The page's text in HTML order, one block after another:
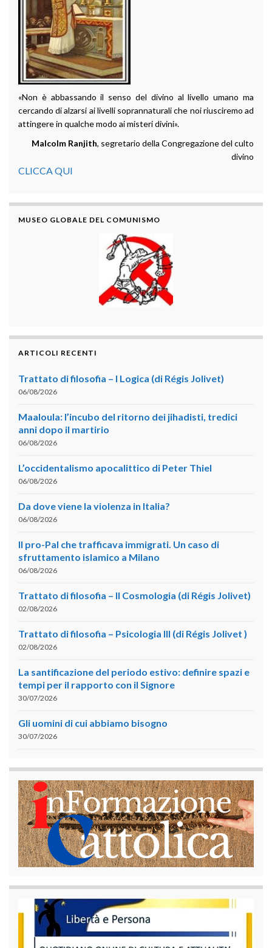
«Non è abbassando il senso del divino al livello umano ma
cercando di alzarsi ai livelli soprannaturali che noi riusciremo ad
attingere in qualche modo ai misteri divini».
Malcolm Ranjith, segretario della Congregazione del culto
divino
CLICCA QUI
MUSEO GLOBALE DEL COMUNISMO
ARTICOLI RECENTI
Trattato di filosofia – I Logica (di Régis Jolivet)
06/08/2026
Maaloula: l’incubo del ritorno dei jihadisti, tredici
anni dopo il martirio
06/08/2026
L’occidentalismo apocalittico di Peter Thiel
06/08/2026
Da dove viene la violenza in Italia?
06/08/2026
Il pro-Pal che trafficava immigrati. Un caso di
sfruttamento islamico a Milano
06/08/2026
Trattato di filosofia – II Cosmologia (di Régis Jolivet)
02/08/2026
Trattato di filosofia – Psicologia III (di Régis Jolivet )
02/08/2026
La santificazione del periodo estivo: definire spazi e
tempi per il rapporto con il Signore
30/07/2026
Gli uomini di cui abbiamo bisogno
30/07/2026